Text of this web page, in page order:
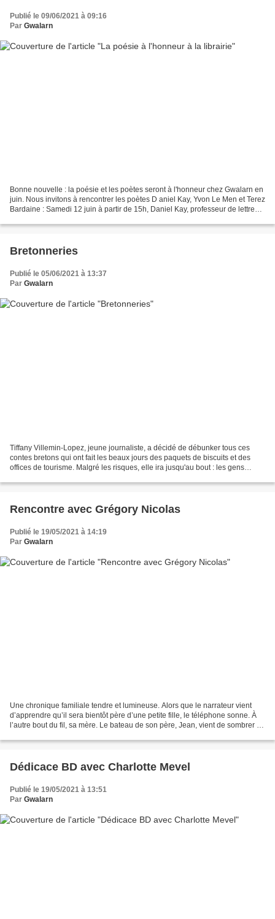
Publié le 09/06/2021 à 09:16
Par Gwalarn
Bonne nouvelle : la poésie et les poètes seront à l'honneur chez Gwalarn en
juin. Nous invitons à rencontrer les poètes D aniel Kay, Yvon Le Men et Terez
Bardaine : Samedi 12 juin à partir de 15h, Daniel Kay, professeur de lettres
Bretonneries
Publié le 05/06/2021 à 13:37
Par Gwalarn
Tiffany Villemin-Lopez, jeune journaliste, a décidé de débunker tous ces
contes bretons qui ont fait les beaux jours des paquets de biscuits et des
offices de tourisme. Malgré les risques, elle ira jusqu'au bout : les gens
Rencontre avec Grégory Nicolas
Publié le 19/05/2021 à 14:19
Par Gwalarn
Une chronique familiale tendre et lumineuse. Alors que le narrateur vient
d’apprendre qu’il sera bientôt père d’une petite fille, le téléphone sonne. À
l’autre bout du fil, sa mère. Le bateau de son père, Jean, vient de sombrer «
Dédicace BD avec Charlotte Mevel
Publié le 19/05/2021 à 13:51
Par Gwalarn